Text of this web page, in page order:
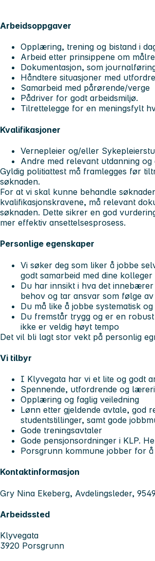
Arbeidsoppgaver
Opplæring, trening og bistand i
Arbeid etter prinsippene om
Dokumentasjon, som
Håndtere situasjoner med
Samarbeid med pårørende/verge
Pådriver for godt arbeidsmiljø.
Tilrettelegge for en meningsfylt
Kvalifikasjoner
Vernepleier og/eller
Andre med relevant utdanning
Gyldig politiattest må framlegges før
søknaden.
For at vi skal kunne behandle
kvalifikasjonskravene, må relevant
søknaden. Dette sikrer en god
mer effektiv ansettelsesprosess.
Personlige egenskaper
Vi søker deg som liker å jobbe
godt samarbeid med dine kolleger
Du har innsikt i hva det
behov og tar ansvar som følge av
Du må like å jobbe systematisk
Du fremstår trygg og er en
ikke er veldig høyt tempo
Det vil bli lagt stor vekt på personlig
Vi tilbyr
I Klyvegata har vi et lite og godt
Spennende, utfordrende og
Opplæring og faglig veiledning
Lønn etter gjeldende avtale, god
studentstillinger, samt gode
Gode treningsavtaler
Gode pensjonsordninger i KLP.
Porsgrunn kommune jobber for
Kontaktinformasjon
Gry Nina Ekeberg, Avdelingsleder,
Arbeidssted
Klyvegata
3920 Porsgrunn